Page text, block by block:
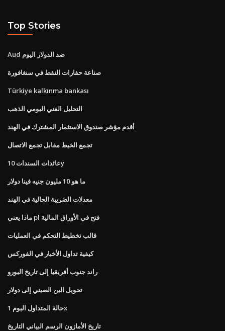
Top Stories
Aud ضد الدولار اليوم
صناعة حفارات النفط في سنغافورة
Türkiye kalkınma bankası
التحليل الفني اليومي الذهب
أقدم مؤشر صندوق الاستثمار المشترك في الهند
تجمع الخيط مقابل تجمع الاتصال
عائدات السندات 10y
ما هو 10 مليون جنيه فينا دولار
معدلات الضريبة الحالية في الهند
ماذا يعني pl فتح في الأوراق المالية
قالب تخطيط التحكم في العمليات
كيفية تداول الأخبار في الفوركس
راند جنوب أفريقيا إلى تاريخ اليورو
تحويل الين الصيني إلى دولار
حالة المتداول اليوم 1x
تاريخ الأمازون الرسم البياني التاريخ